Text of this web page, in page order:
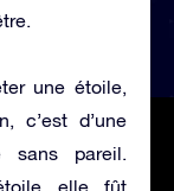
une étoile,
c’est d’une
sans pareil.
elle fût